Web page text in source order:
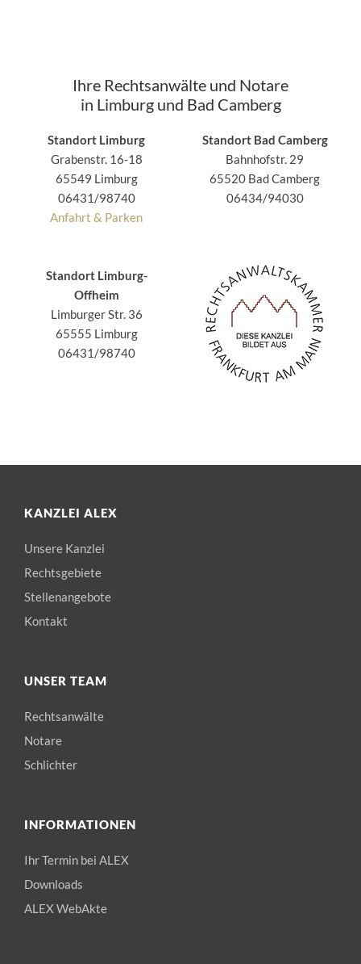
Ihre Rechtsanwälte und Notare
in Limburg und Bad Camberg
Standort Limburg
Grabenstr. 16-18
65549 Limburg
06431/98740
Anfahrt & Parken
Standort Bad Camberg
Bahnhofstr. 29
65520 Bad Camberg
06434/94030
Standort Limburg-
Offheim
Limburger Str. 36
65555 Limburg
06431/98740
KANZLEI ALEX
Unsere Kanzlei
Rechtsgebiete
Stellenangebote
Kontakt
UNSER TEAM
Rechtsanwälte
Notare
Schlichter
INFORMATIONEN
Ihr Termin bei ALEX
Downloads
ALEX WebAkte